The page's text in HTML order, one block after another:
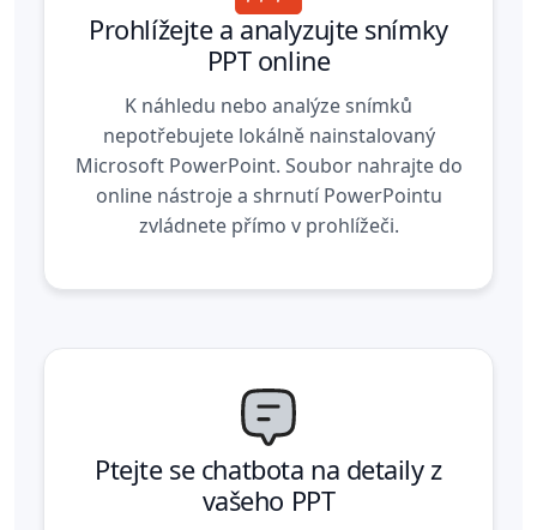
Prohlížejte a analyzujte snímky
PPT online
K náhledu nebo analýze snímků
nepotřebujete lokálně nainstalovaný
Microsoft PowerPoint. Soubor nahrajte do
online nástroje a shrnutí PowerPointu
zvládnete přímo v prohlížeči.
Ptejte se chatbota na detaily z
vašeho PPT